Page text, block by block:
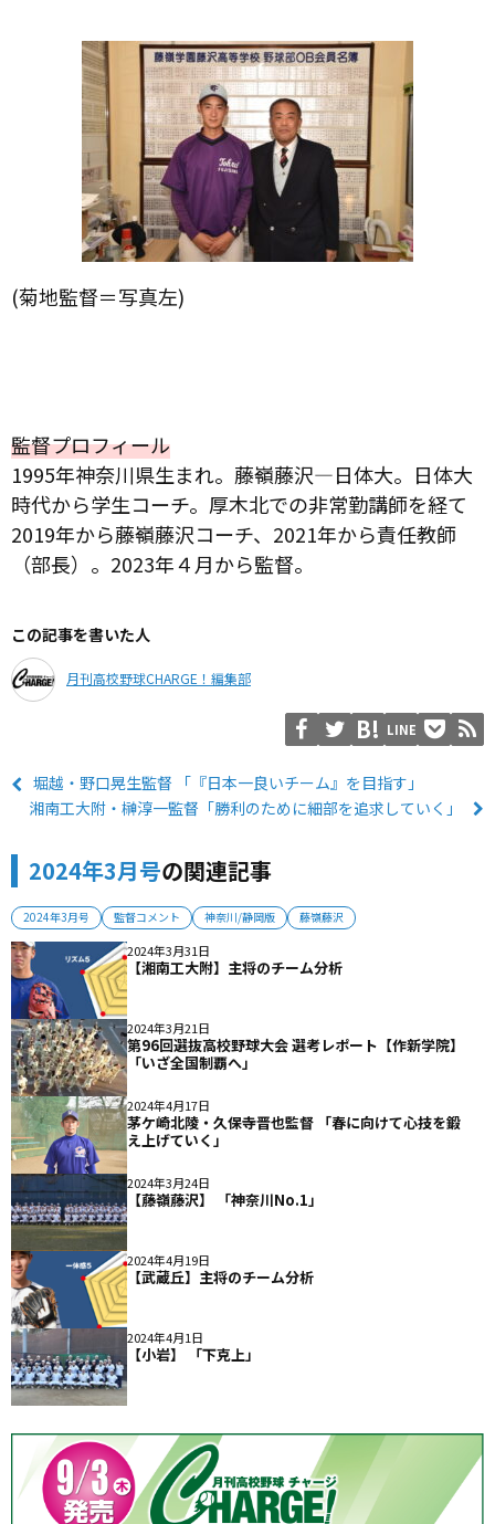
(菊地監督＝写真左)
監督プロフィール
1995年神奈川県生まれ。藤嶺藤沢―日体大。日体大
時代から学生コーチ。厚木北での非常勤講師を経て
2019年から藤嶺藤沢コーチ、2021年から責任教師
（部長）。2023年４月から監督。
この記事を書いた人
月刊高校野球CHARGE！編集部
LINE
堀越・野口晃生監督 「『日本一良いチーム』を目指す」
湘南工大附・榊淳一監督「勝利のために細部を追求していく」
2024年3月号の関連記事
2024年3月号 監督コメント 神奈川/静岡版 藤嶺藤沢
2024年3月31日
【湘南工大附】主将のチーム分析
2024年3月21日
第96回選抜高校野球大会 選考レポート【作新学院】
「いざ全国制覇へ」
2024年4月17日
茅ケ崎北陵・久保寺晋也監督 「春に向けて心技を鍛
え上げていく」
2024年3月24日
【藤嶺藤沢】 「神奈川No.1」
2024年4月19日
【武蔵丘】主将のチーム分析
2024年4月1日
【小岩】 「下克上」